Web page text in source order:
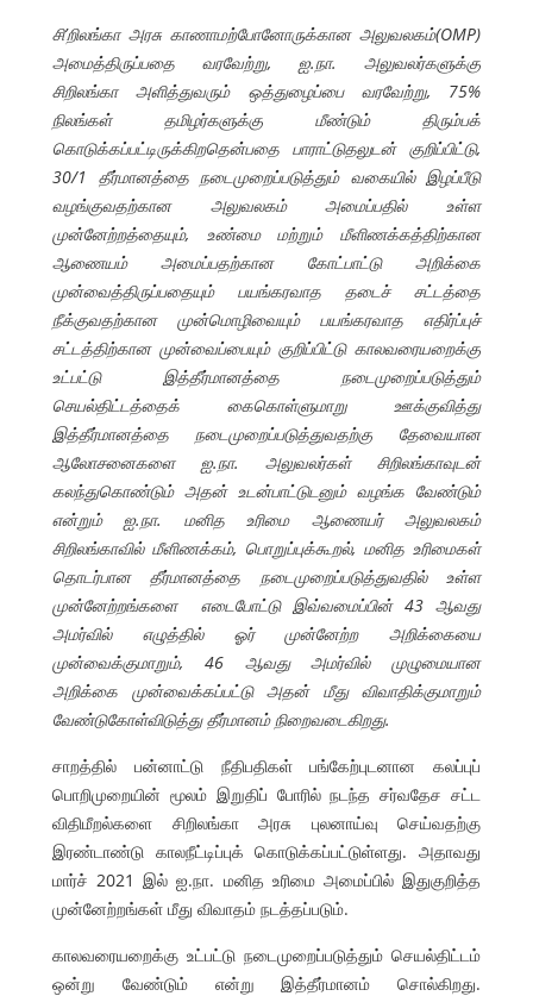
சி’றிலங்கா அரசு காணாமற்போனோருக்கான அலுவலகம்(OMP)
அமைத்திருப்பதை வரவேற்று, ஐ.நா. அலுவலர்களுக்கு
சிறிலங்கா அளித்துவரும் ஒத்துழைப்பை வரவேற்று, 75%
நிலங்கள் தமிழர்களுக்கு மீண்டும் திரும்பக்
கொடுக்கப்பட்டிருக்கிறதென்பதை பாராட்டுதலுடன் குறிப்பிட்டு,
30/1 தீர்மானத்தை நடைமுறைப்படுத்தும் வகையில் இழப்பீடு
வழங்குவதற்கான அலுவலகம் அமைப்பதில் உள்ள
முன்னேற்றத்தையும், உண்மை மற்றும் மீளிணக்கத்திற்கான
ஆணையம் அமைப்பதற்கான கோட்பாட்டு அறிக்கை
முன்வைத்திருப்பதையும் பயங்கரவாத தடைச் சட்டத்தை
நீக்குவதற்கான முன்மொழிவையும் பயங்கரவாத எதிர்ப்புச்
சட்டத்திற்கான முன்வைப்பையும் குறிப்பிட்டு காலவரையறைக்கு
உட்பட்டு இத்தீர்மானத்தை நடைமுறைப்படுத்தும்
செயல்திட்டத்தைக் கைகொள்ளுமாறு ஊக்குவித்து
இத்தீர்மானத்தை நடைமுறைப்படுத்துவதற்கு தேவையான
ஆலோசனைகளை ஐ.நா. அலுவலர்கள் சிறிலங்காவுடன்
கலந்துகொண்டும் அதன் உடன்பாட்டுடனும் வழங்க வேண்டும்
என்றும் ஐ.நா. மனித உரிமை ஆணையர் அலுவலகம்
சிறிலங்காவில் மீளிணக்கம், பொறுப்புக்கூறல், மனித உரிமைகள்
தொடர்பான தீர்மானத்தை நடைமுறைப்படுத்துவதில் உள்ள
முன்னேற்றங்களை எடைபோட்டு இவ்வமைப்பின் 43 ஆவது
அமர்வில் எழுத்தில் ஓர் முன்னேற்ற அறிக்கையை
முன்வைக்குமாறும், 46 ஆவது அமர்வில் முழுமையான
அறிக்கை முன்வைக்கப்பட்டு அதன் மீது விவாதிக்குமாறும்
வேண்டுகோள்விடுத்து தீர்மானம் நிறைவடைகிறது.
சாறத்தில் பன்னாட்டு நீதிபதிகள் பங்கேற்புடனான கலப்புப்
பொறிமுறையின் மூலம் இறுதிப் போரில் நடந்த சர்வதேச சட்ட
விதிமீறல்களை சிறிலங்கா அரசு புலனாய்வு செய்வதற்கு
இரண்டாண்டு காலநீட்டிப்புக் கொடுக்கப்பட்டுள்ளது. அதாவது
மார்ச் 2021 இல் ஐ.நா. மனித உரிமை அமைப்பில் இதுகுறித்த
முன்னேற்றங்கள் மீது விவாதம் நடத்தப்படும்.
காலவரையறைக்கு உட்பட்டு நடைமுறைப்படுத்தும் செயல்திட்டம்
ஒன்று வேண்டும் என்று இத்தீர்மானம் சொல்கிறது.